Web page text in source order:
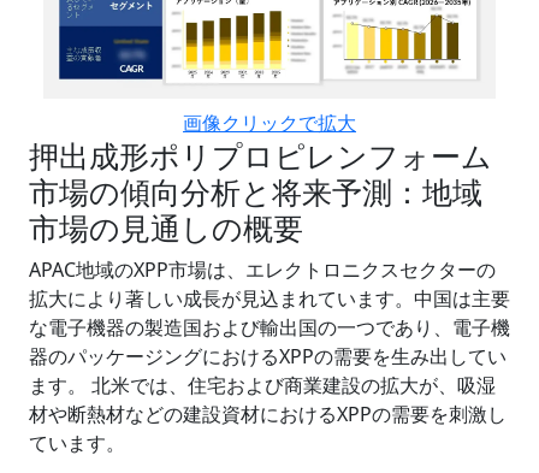
画像クリックで拡大
押出成形ポリプロピレンフォーム
市場の傾向分析と将来予測：地域
市場の見通しの概要
APAC地域のXPP市場は、エレクトロニクスセクターの
拡大により著しい成長が見込まれています。中国は主要
な電子機器の製造国および輸出国の一つであり、電子機
器のパッケージングにおけるXPPの需要を生み出してい
ます。 北米では、住宅および商業建設の拡大が、吸湿
材や断熱材などの建設資材におけるXPPの需要を刺激し
ています。